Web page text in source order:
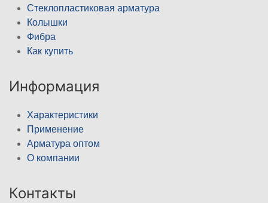
Стеклопластиковая арматура
Колышки
Фибра
Как купить
Информация
Характеристики
Применение
Арматура оптом
О компании
Контакты